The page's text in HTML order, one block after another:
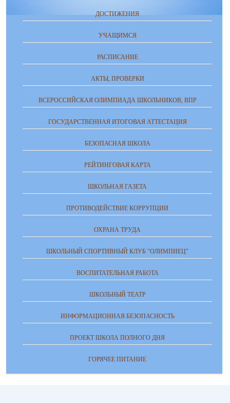
ДОСТИЖЕНИЯ
УЧАЩИМСЯ
РАСПИСАНИЕ
АКТЫ, ПРОВЕРКИ
ВСЕРОССИЙСКАЯ ОЛИМПИАДА ШКОЛЬНИКОВ, ВПР
ГОСУДАРСТВЕННАЯ ИТОГОВАЯ АТТЕСТАЦИЯ
БЕЗОПАСНАЯ ШКОЛА
РЕЙТИНГОВАЯ КАРТА
ШКОЛЬНАЯ ГАЗЕТА
ПРОТИВОДЕЙСТВИЕ КОРРУПЦИИ
ОХРАНА ТРУДА
ШКОЛЬНЫЙ СПОРТИВНЫЙ КЛУБ "ОЛИМПИЕЦ"
ВОСПИТАТЕЛЬНАЯ РАБОТА
ШКОЛЬНЫЙ ТЕАТР
ИНФОРМАЦИОННАЯ БЕЗОПАСНОСТЬ
ПРОЕКТ ШКОЛА ПОЛНОГО ДНЯ
ГОРЯЧЕЕ ПИТАНИЕ